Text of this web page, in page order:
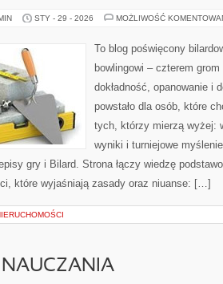
STY - 29 - 2026 MOŻLIWOŚĆ
To blog poświęcony
bowlingowi – czterem
dokładność, opanowanie i
powstało dla osób, które
tych, którzy mierzą wyżej:
wyniki i turniejowe
gry i Bilard. Strona łączy wiedzę
które wyjaśniają zasady oraz niuanse: […]
NAUCZANIA